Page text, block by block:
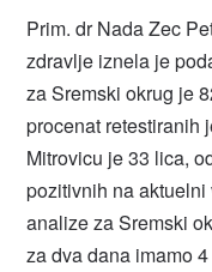
Prim. dr Nada Zec
zdravlje iznela je
za Sremski okrug je
procenat retestiranih
Mitrovicu je 33 lica,
pozitivnih na
analize za Sremski
za dva dana imamo